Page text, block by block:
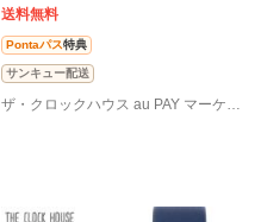
送料無料
Pontaパス特典
サンキュー配送